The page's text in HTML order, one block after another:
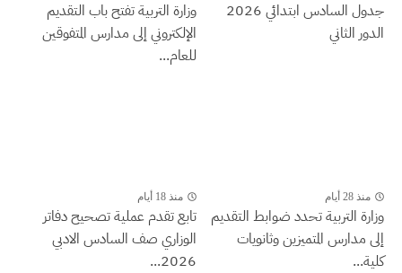
جدول السادس ابتدائي 2026
الدور الثاني
وزارة التربية تفتح باب التقديم
الإلكتروني إلى مدارس المتفوقين
للعام...
منذ 28 أيام
وزارة التربية تحدد ضوابط التقديم
إلى مدارس المتميزين وثانويات
كلية...
منذ 18 أيام
تابع تقدم عملية تصحيح دفاتر
الوزاري صف السادس الادبي
2026...